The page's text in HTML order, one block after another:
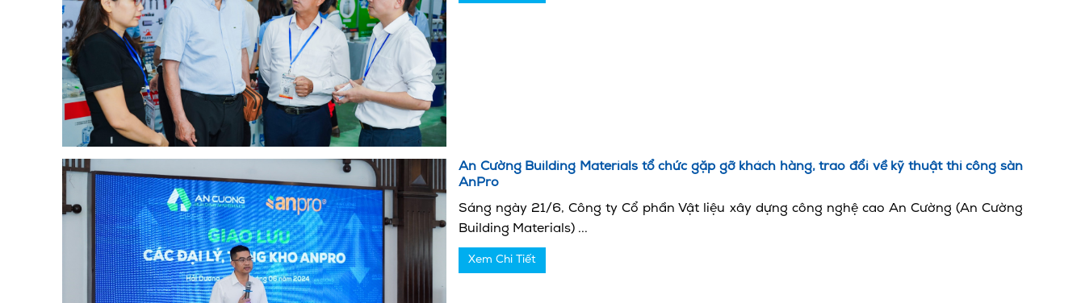
An Cường Building Materials tổ chức gặp gỡ khách hàng, trao đổi về kỹ thuật thi công sàn
AnPro
Sáng ngày 21/6, Công ty Cổ phần Vật liệu xây dựng công nghệ cao An Cường (An Cường
Building Materials) ...
Xem Chi Tiết